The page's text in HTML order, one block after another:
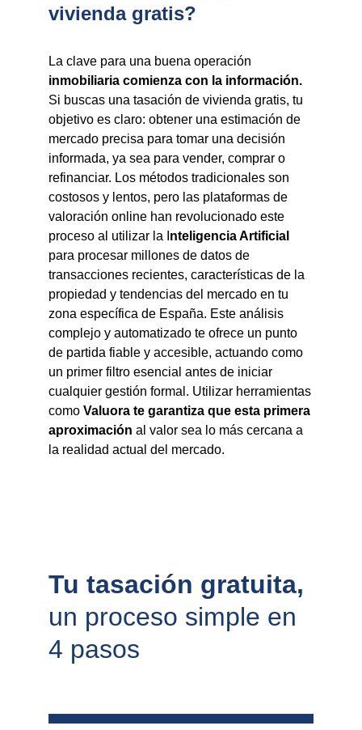
vivienda gratis?
La clave para una buena operación
inmobiliaria comienza con la información.
Si buscas una tasación de vivienda gratis, tu
objetivo es claro: obtener una estimación de
mercado precisa para tomar una decisión
informada, ya sea para vender, comprar o
refinanciar. Los métodos tradicionales son
costosos y lentos, pero las plataformas de
valoración online han revolucionado este
proceso al utilizar la I nteligencia Artificial
para procesar millones de datos de
transacciones recientes, características de la
propiedad y tendencias del mercado en tu
zona específica de España. Este análisis
complejo y automatizado te ofrece un punto
de partida fiable y accesible, actuando como
un primer filtro esencial antes de iniciar
cualquier gestión formal. Utilizar herramientas
como Valuora te garantiza que esta primera
aproximación al valor sea lo más cercana a
la realidad actual del mercado.
Tu tasación gratuita,
un proceso simple en
4 pasos